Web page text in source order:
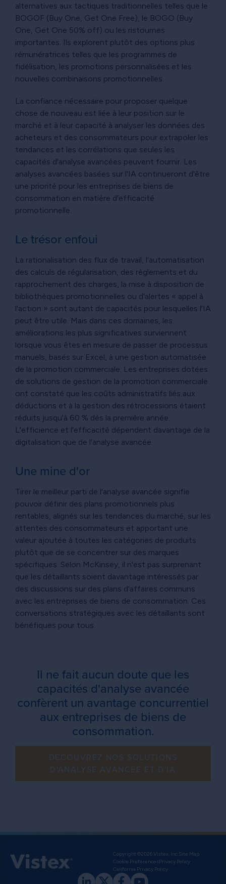
alternatives aux tactiques traditionnelles telles que le
BOGOF (Buy One, Get One Free), le BOGO (Buy
One, Get One 50% off) ou les ristournes
importantes. Ils explorent plutôt des options plus
rémunératrices telles que les programmes de
fidélisation, les promotions personnalisées et les
nouvelles combinaisons promotionnelles.
La confiance nécessaire pour proposer quelque
chose de nouveau est liée à leur position sur le
marché et à leur capacité à analyser les données des
acheteurs et des consommateurs pour extrapoler les
tendances et les corrélations que seules les
capacités d'analyse avancées peuvent fournir. Les
analyses avancées basées sur l'IA continueront d'être
une priorité pour les entreprises de biens de
consommation en matière d'efficacité
promotionnelle.
Le trésor enfoui
La rationalisation des flux de travail, l'automatisation
des calculs de régularisation, des règlements et du
rapprochement des charges, la mise à disposition de
bibliothèques promotionnelles ou d'alertes « appel à
l'action » sont autant de capacités pour lesquelles l'IA
peut être utile. Mais dans ces domaines, les
améliorations les plus significatives surviennent
lorsque vous êtes en mesure de passer de processus
manuels, basés sur Excel, à une gestion automatisée
de la promotion commerciale. Les entreprises dotées
de solutions de gestion de la promotion commerciale
ont constaté que les coûts administratifs liés aux
déductions et à la gestion des rétrocessions étaient
réduits jusqu'à 60 % dès la première année.
L'efficience et l'efficacité dépendent davantage de la
digitalisation que de l'analyse avancée.
Une mine d'or
Tirer le meilleur parti de l'analyse avancée signifie
pouvoir définir des plans promotionnels plus
rentables, alignés sur les tendances du marché, sur les
attentes des consommateurs et apportant une
valeur ajoutée à toutes les catégories de produits
plutôt que de se concentrer sur des marques
spécifiques. Selon McKinsey, il n'est pas surprenant
que les détaillants soient davantage intéressés par
des discussions sur des plans d'affaires communs
avec les entreprises de biens de consommation. Ces
conversations stratégiques avec les détaillants sont
bénéfiques pour tous.
Il ne fait aucun doute que les
capacités d'analyse avancée
confèrent un avantage concurrentiel
aux entreprises de biens de
consommation.
DÉCOUVREZ NOS SOLUTIONS
D'ANALYSE AVANCÉE ET D'IA
Copyright ©2026 Vistex, Inc. Site Map
Cookie PreferencesPrivacy Policy
California Privacy Policy